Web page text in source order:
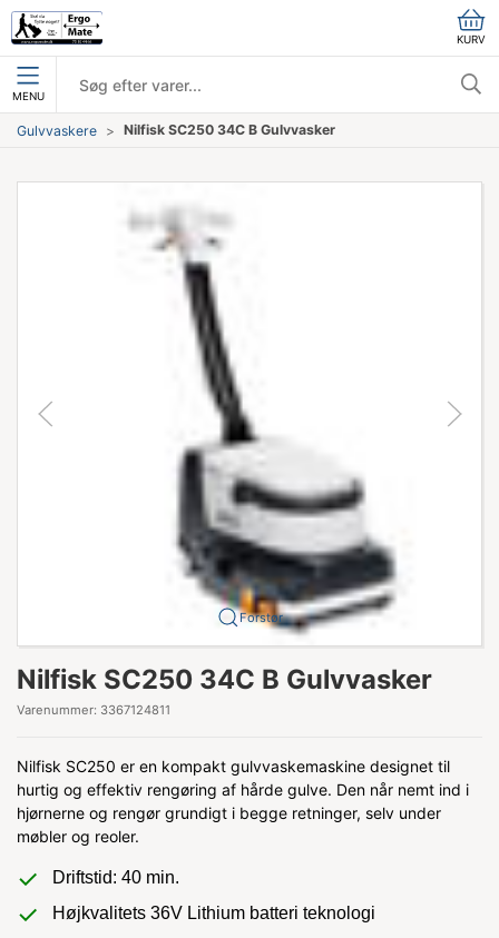
KURV
MENU
Gulvvaskere Nilfisk SC250 34C B Gulvvasker
Forstør
Nilfisk SC250 34C B Gulvvasker
Varenummer: 3367124811
Nilfisk SC250 er en kompakt gulvvaskemaskine designet til
hurtig og effektiv rengøring af hårde gulve. Den når nemt ind i
hjørnerne og rengør grundigt i begge retninger, selv under
møbler og reoler.
Driftstid: 40 min.
Højkvalitets 36V Lithium batteri teknologi